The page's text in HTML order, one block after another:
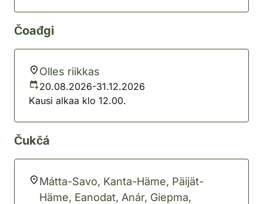
Čoađgi
Olles riikkas
20.08.2026-31.12.2026
Kausi alkaa klo 12.00.
Čukčá
Mátta-Savo, Kanta-Häme, Päijät-
Häme, Eanodat, Anár, Giepma,